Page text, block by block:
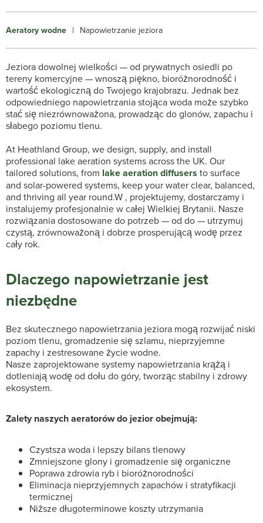
Aeratory wodne | Napowietrzanie jeziora
Jeziora dowolnej wielkości — od prywatnych osiedli po
tereny komercyjne — wnoszą piękno, bioróżnorodność i
wartość ekologiczną do Twojego krajobrazu. Jednak bez
odpowiedniego napowietrzania stojąca woda może szybko
stać się niezrównoważona, prowadząc do glonów, zapachu i
słabego poziomu tlenu.
At Heathland Group, we design, supply, and install
professional lake aeration systems across the UK. Our
tailored solutions, from lake aeration diffusers to surface
and solar-powered systems, keep your water clear, balanced,
and thriving all year round.W , projektujemy, dostarczamy i
instalujemy profesjonalniew całej Wielkiej Brytanii. Nasze
rozwiązania dostosowane do potrzeb — od do— utrzymuj
czystą, zrównoważoną i dobrze prosperującą wodę przez
cały rok.
Dlaczego napowietrzanie jest
niezbędne
Bez skutecznego napowietrzania jeziora mogą rozwijać niski
poziom tlenu, gromadzenie się szlamu, nieprzyjemne
zapachy i zestresowane życie wodne.
Nasze zaprojektowane systemy napowietrzania krążą i
dotleniają wodę od dołu do góry, tworząc stabilny i zdrowy
ekosystem.
Zalety naszych aeratorów do jezior obejmują:
Czystsza woda i lepszy bilans tlenowy
Zmniejszone glony i gromadzenie się organiczne
Poprawa zdrowia ryb i bioróżnorodności
Eliminacja nieprzyjemnych zapachów i stratyfikacji
termicznej
Niższe długoterminowe koszty utrzymania